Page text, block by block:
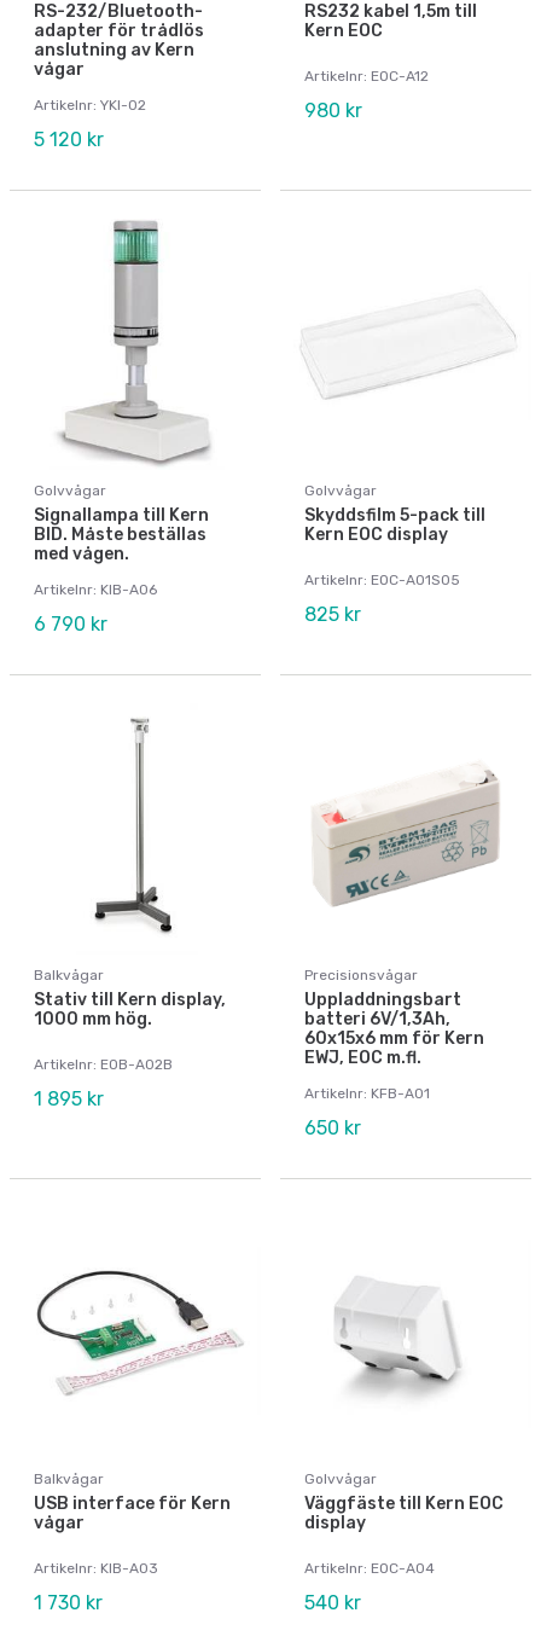
RS-232/Bluetooth-
adapter för trådlös
anslutning av Kern
vågar
Artikelnr: YKI-02
5 120 kr
RS232 kabel 1,5m till
Kern EOC
Artikelnr: EOC-A12
980 kr
Golvvågar
Signallampa till Kern
BID. Måste beställas
med vågen.
Artikelnr: KIB-A06
6 790 kr
Golvvågar
Skyddsfilm 5-pack till
Kern EOC display
Artikelnr: EOC-A01S05
825 kr
Balkvågar
Stativ till Kern display,
1000 mm hög.
Artikelnr: EOB-A02B
1 895 kr
Precisionsvågar
Uppladdningsbart
batteri 6V/1,3Ah,
60x15x6 mm för Kern
EWJ, EOC m.fl.
Artikelnr: KFB-A01
650 kr
Balkvågar
USB interface för Kern
vågar
Artikelnr: KIB-A03
1 730 kr
Golvvågar
Väggfäste till Kern EOC
display
Artikelnr: EOC-A04
540 kr